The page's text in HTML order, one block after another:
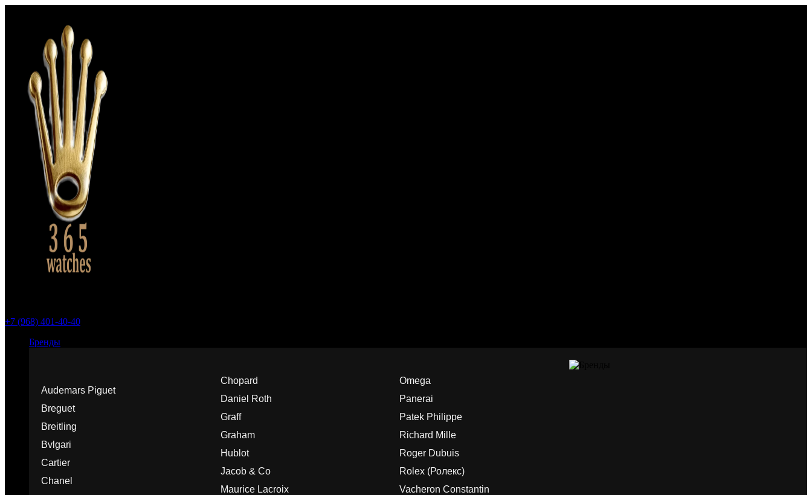
+7 (968) 401-40-40
Бренды
Audemars Piguet
Breguet
Breitling
Bvlgari
Cartier
Chanel
Chopard
Daniel Roth
Graff
Graham
Hublot
Jacob & Co
Maurice Lacroix
Omega
Panerai
Patek Philippe
Richard Mille
Roger Dubuis
Rolex (Ролекс)
Vacheron Constantin